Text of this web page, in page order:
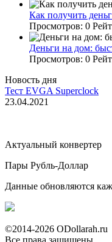
Как получить
Просмотров: 0
Деньги на дом:
Просмотров: 0
Новость дня
Тест EVGA Superclock
23.04.2021
Актуальный конвертер
Пары Рубль-Доллар
Данные обновляются
©2014-2026 ODollarah.ru
Все права защищены